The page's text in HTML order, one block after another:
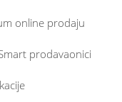
online prodaju
prodavaonici